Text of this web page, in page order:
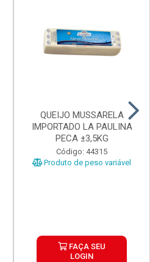
QUEIJO MUSSARELA
IMPORTADO LA PAULINA
PECA ±3,5KG
Código: 44315
Produto de peso variável
FAÇA SEU
LOGIN